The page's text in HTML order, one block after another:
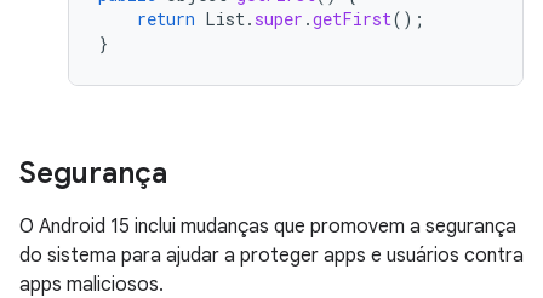
return List. super .getFirst();
}
Segurança
O Android 15 inclui mudanças que promovem a segurança
do sistema para ajudar a proteger apps e usuários contra
apps maliciosos.